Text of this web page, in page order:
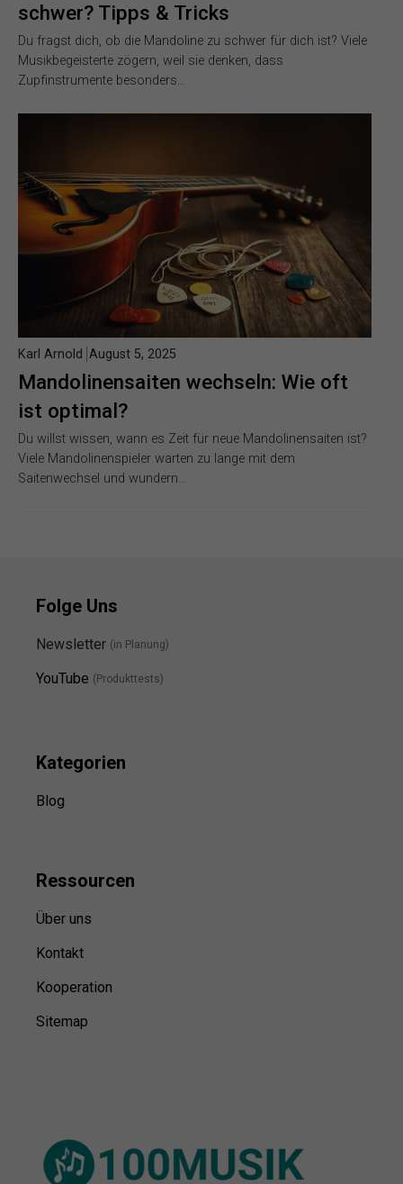
schwer? Tipps & Tricks
Du fragst dich, ob die Mandoline zu schwer für dich ist? Viele
Musikbegeisterte zögern, weil sie denken, dass
Zupfinstrumente besonders…
Mandolinensaiten wechseln: Wie oft
ist optimal?
Karl Arnold August 5, 2025
Du willst wissen, wann es Zeit für neue Mandolinensaiten ist?
Viele Mandolinenspieler warten zu lange mit dem
Saitenwechsel und wundern…
Folge Uns
Newsletter (in Planung)
YouTube (Produkttests)
Kategorien
Blog
Ressourcen
Über uns
Kontakt
Kooperation
Sitemap